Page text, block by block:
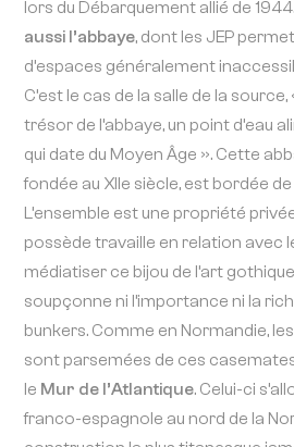
lors du Débarquement allié de
aussi l’abbaye, dont les JEP
d’espaces généralement
C’est le cas de la salle de la
trésor de l’abbaye, un point d’eau
qui date du Moyen Âge ». Cette
fondée au XIIe siècle, est bordée
L’ensemble est une propriété
possède travaille en relation avec
médiatiser ce bijou de l’art
soupçonne ni l’importance ni la
bunkers. Comme en Normandie,
sont parsemées de ces
le Mur de l’Atlantique. Celui-ci
franco-espagnole au nord de la